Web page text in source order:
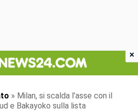
» Milan, si scalda l’asse con il
e Bakayoko sulla lista
×